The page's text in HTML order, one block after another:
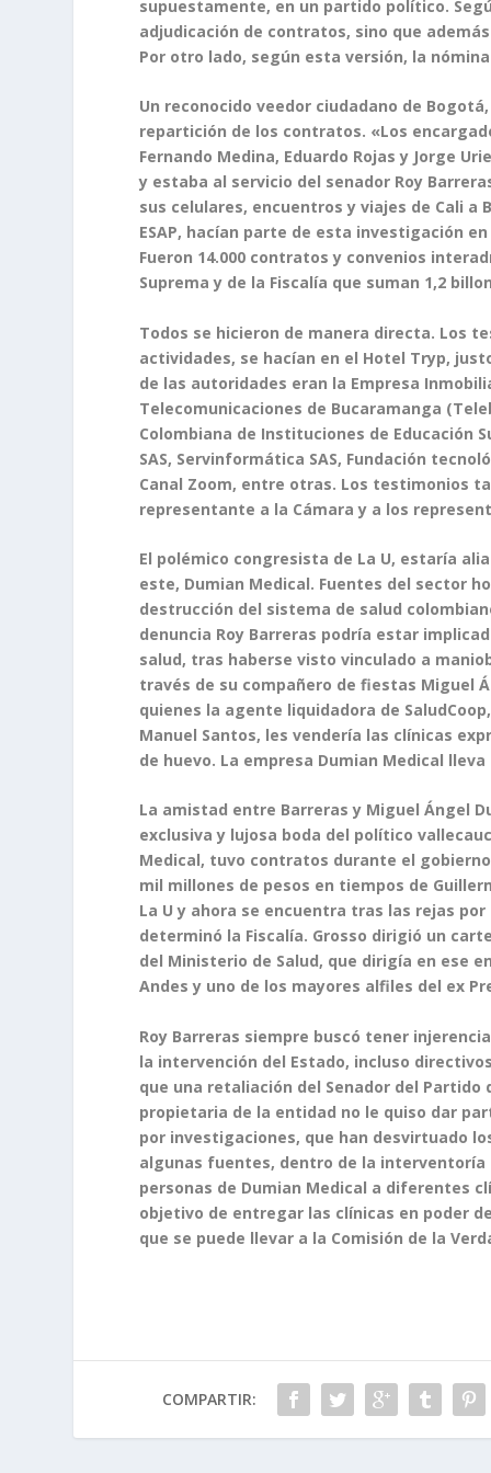
supuestamente, en un partido político.
adjudicación de contratos, sino que
Por otro lado, según esta versión, la
Un reconocido veedor ciudadano de
repartición de los contratos. «Los
Fernando Medina, Eduardo Rojas y Jorge
y estaba al servicio del senador Roy
sus celulares, encuentros y viajes de Cali
ESAP, hacían parte de esta investigación
Fueron 14.000 contratos y convenios
Suprema y de la Fiscalía que suman 1,2
Todos se hicieron de manera directa. Los
actividades, se hacían en el Hotel Tryp,
de las autoridades eran la Empresa
Telecomunicaciones de Bucaramanga
Colombiana de Instituciones de Educación
SAS, Servinformática SAS, Fundación
Canal Zoom, entre otras. Los testimonios
representante a la Cámara y a los
El polémico congresista de La U, estaría
este, Dumian Medical. Fuentes del sector
destrucción del sistema de salud
denuncia Roy Barreras podría estar
salud, tras haberse visto vinculado a
través de su compañero de fiestas Miguel
quienes la agente liquidadora de
Manuel Santos, les vendería las clínicas
de huevo. La empresa Dumian Medical
La amistad entre Barreras y Miguel Ángel
exclusiva y lujosa boda del político
Medical, tuvo contratos durante el
mil millones de pesos en tiempos de
La U y ahora se encuentra tras las rejas
determinó la Fiscalía. Grosso dirigió un
del Ministerio de Salud, que dirigía en ese
Andes y uno de los mayores alfiles del ex
Roy Barreras siempre buscó tener
la intervención del Estado, incluso
que una retaliación del Senador del
propietaria de la entidad no le quiso dar
por investigaciones, que han desvirtuado
algunas fuentes, dentro de la interventoría
personas de Dumian Medical a diferentes
objetivo de entregar las clínicas en poder
que se puede llevar a la Comisión de la
COMPARTIR: